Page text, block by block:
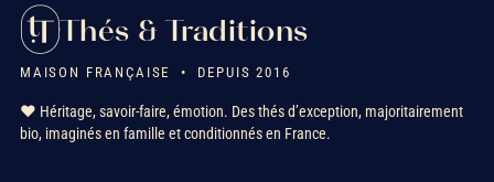
Thés & Traditions
MAISON FRANÇAISE • DEPUIS 2016
❤️ Héritage, savoir-faire, émotion. Des thés d’exception, majoritairement
bio, imaginés en famille et conditionnés en France.